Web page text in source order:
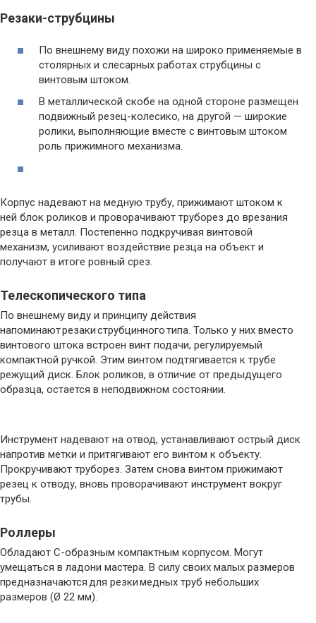
Резаки-струбцины
По внешнему виду похожи на широко применяемые в
столярных и слесарных работах струбцины с
винтовым штоком.
В металлической скобе на одной стороне размещен
подвижный резец-колесико, на другой — широкие
ролики, выполняющие вместе с винтовым штоком
роль прижимного механизма.
Корпус надевают на медную трубу, прижимают штоком к
ней блок роликов и проворачивают труборез до врезания
резца в металл. Постепенно подкручивая винтовой
механизм, усиливают воздействие резца на объект и
получают в итоге ровный срез.
Телескопического типа
По внешнему виду и принципу действия
напоминают резаки струбцинного типа. Только у них вместо
винтового штока встроен винт подачи, регулируемый
компактной ручкой. Этим винтом подтягивается к трубе
режущий диск. Блок роликов, в отличие от предыдущего
образца, остается в неподвижном состоянии.
Инструмент надевают на отвод, устанавливают острый диск
напротив метки и притягивают его винтом к объекту.
Прокручивают труборез. Затем снова винтом прижимают
резец к отводу, вновь проворачивают инструмент вокруг
трубы.
Роллеры
Обладают C-образным компактным корпусом. Могут
умещаться в ладони мастера. В силу своих малых размеров
предназначаются для резки медных труб небольших
размеров (Ø 22 мм).